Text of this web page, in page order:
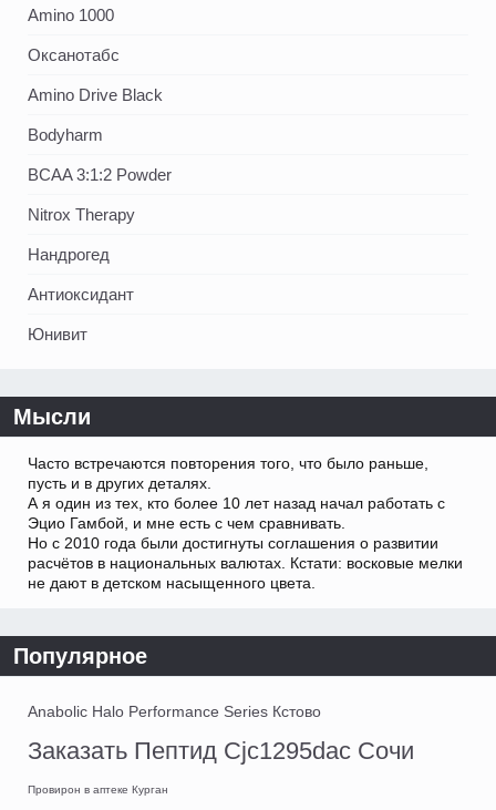
Amino 1000
Оксанотабс
Amino Drive Black
Bodyharm
BCAA 3:1:2 Powder
Nitrox Therapy
Нандрогед
Антиоксидант
Юнивит
Мысли
Часто встречаются повторения того, что было раньше,
пусть и в других деталях.
А я один из тех, кто более 10 лет назад начал работать с
Эцио Гамбой, и мне есть с чем сравнивать.
Но с 2010 года были достигнуты соглашения о развитии
расчётов в национальных валютах. Кстати: восковые мелки
не дают в детском насыщенного цвета.
Популярное
Anabolic Halo Performance Series Кстово
Заказать Пептид Cjc1295dac Сочи
Провирон в аптеке Курган